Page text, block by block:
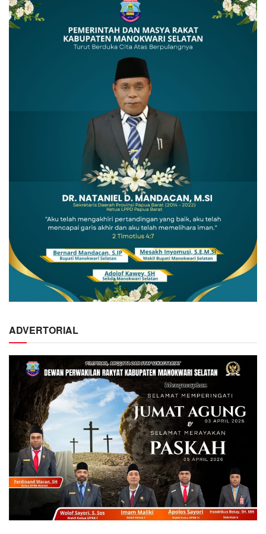
ADVERTORIAL